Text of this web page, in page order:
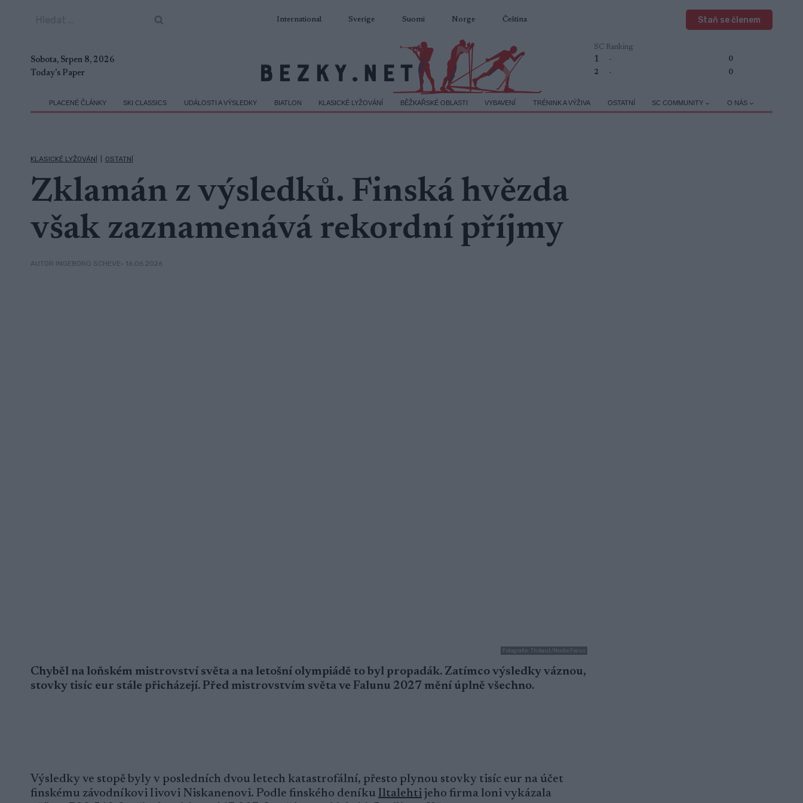
International Sverige Suomi Norge Čeština Staň se členem
Sobota, Srpen 8, 2026
Today's Paper
SC Ranking
1 -
0
2
- 0
PLACENÉ ČLÁNKY SKI CLASSICS UDÁLOSTI A VÝSLEDKY BIATLON KLASICKÉ LYŽOVÁNÍ BĚŽKAŘSKÉ OBLASTI VYBAVENÍ TRÉNINK A VÝŽIVA OSTATNÍ SC COMMUNITY O NÁS
KLASICKÉ LYŽOVÁNÍ OSTATNÍ
Zklamán z výsledků. Finská hvězda
však zaznamenává rekordní příjmy
AUTOR INGEBORG SCHEVE• 16.06.2026
Fotografie: Thibaut/NordicFocus
Chyběl na loňském mistrovství světa a na letošní olympiádě to byl propadák. Zatímco výsledky váznou,
stovky tisíc eur stále přicházejí. Před mistrovstvím světa ve Falunu 2027 mění úplně všechno.
Výsledky ve stopě byly v posledních dvou letech katastrofální, přesto plynou stovky tisíc eur na účet
finskému závodníkovi Iivovi Niskanenovi. Podle finského deníku Iltalehti jeho firma loni vykázala